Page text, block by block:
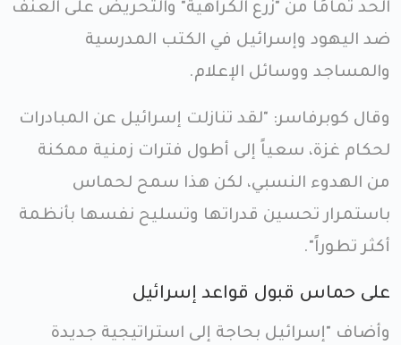
الحد تمامًا من "زرع الكراهية" والتحريض على العنف
ضد اليهود وإسرائيل في الكتب المدرسية
والمساجد ووسائل الإعلام.
وقال كوبرفاسر: "لقد تنازلت إسرائيل عن المبادرات
لحكام غزة، سعياً إلى أطول فترات زمنية ممكنة
من الهدوء النسبي، لكن هذا سمح لحماس
باستمرار تحسين قدراتها وتسليح نفسها بأنظمة
أكثر تطوراً".
على حماس قبول قواعد إسرائيل
وأضاف "إسرائيل بحاجة إلى استراتيجية جديدة